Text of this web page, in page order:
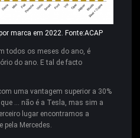
marca em 2022. Fonte:ACAP
todos os meses do ano, é
do ano. E tal de facto
uma vantagem superior a 30%
… não é a Tesla, mas sim a
lugar encontramos a
pela Mercedes.